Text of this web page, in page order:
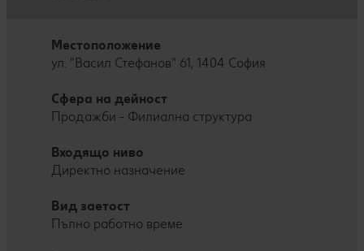
Местоположение
ул. "Васил Стефанов" 61, 1404 София
Сфера на дейност
Продажби - Филиална структура
Входящо ниво
Директно назначение
Вид заетост
Пълно работно време